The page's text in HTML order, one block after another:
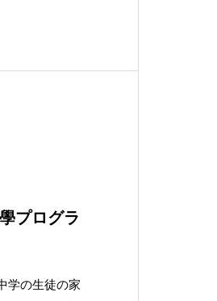
プログラ
学の生徒の家